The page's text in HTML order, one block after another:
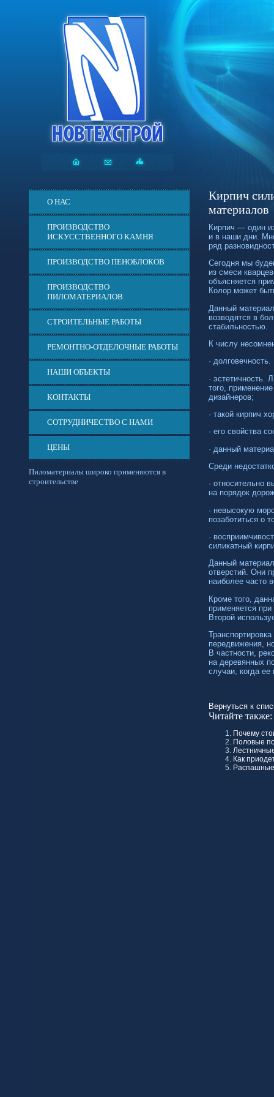
О НАС
ПРОИЗВОДСТВО
ИСКУССТВЕННОГО КАМНЯ
ПРОИЗВОДСТВО ПЕНОБЛОКОВ
ПРОИЗВОДСТВО
ПИЛОМАТЕРИАЛОВ
СТРОИТЕЛЬНЫЕ РАБОТЫ
РЕМОНТНО-ОТДЕЛОЧНЫЕ РАБОТЫ
НАШИ ОБЪЕКТЫ
КОНТАКТЫ
СОТРУДНИЧЕСТВО С НАМИ
ЦЕНЫ
Пиломатериалы широко применяются в
строительстве
Кирпич
материалов
Кирпич — один
и в наши дни.
ряд
Сегодня мы
из смеси
объясняется
Колор может
Данный
возводятся в
стабильностью.
К числу
·
· эстетичность.
того,
дизайнеров;
· такой кирпич
· его свойства
· данный
Среди
· относительно
на порядок
· невысокую
позаботиться о
·
силикатный
Данный
отверстий. Они
наиболее часто
Кроме того,
применяется
Второй
передвижения,
В частности,
на деревянных
случаи, когда
Вернуться к
Читайте также:
Почему
Половые
Как